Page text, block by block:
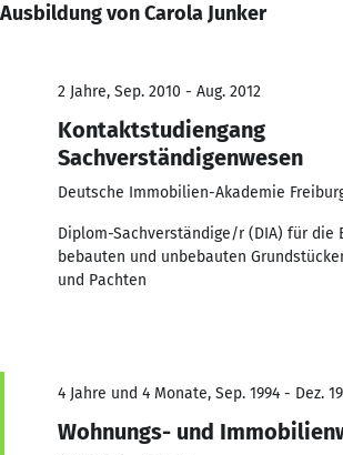
Ausbildung von Carola Junker
2 Jahre, Sep. 2010 - Aug. 2012
Kontaktstudiengang
Sachverständigenwesen
Deutsche Immobilien-Akademie
Diplom-Sachverständige/r (DIA) für die
bebauten und unbebauten
und Pachten
4 Jahre und 4 Monate, Sep. 1994 - Dez.
Wohnungs- und